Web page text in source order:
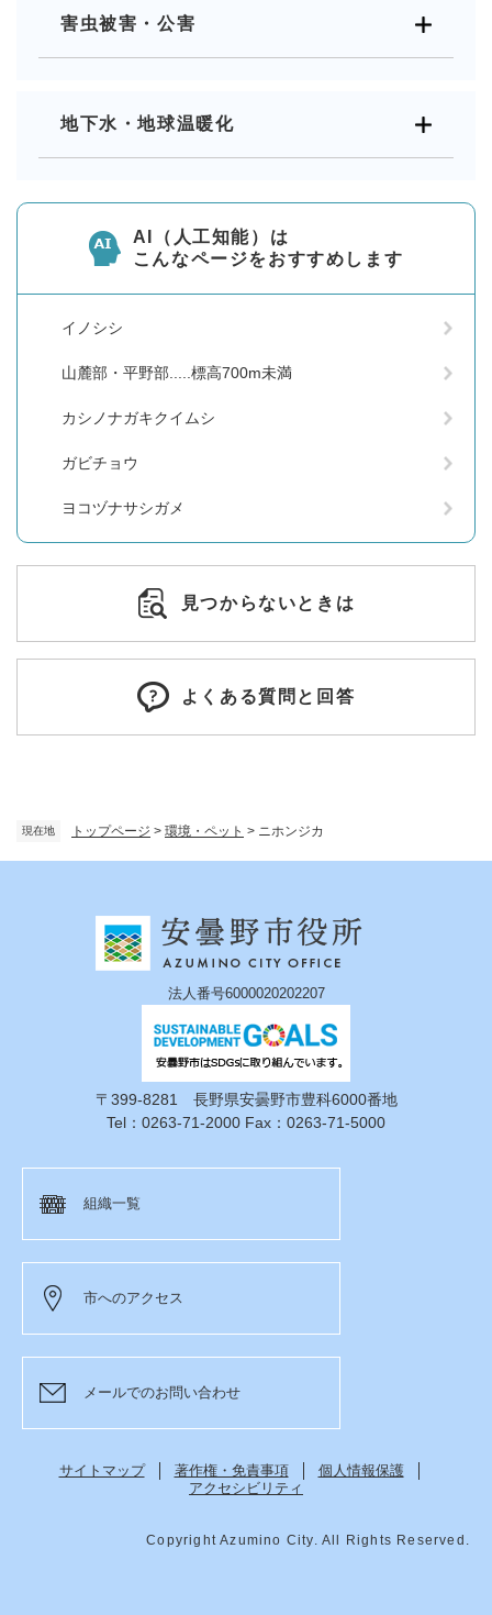
現在地 トップページ > 環境・ペット > ニホンジカ
害虫被害・公害
地下水・地球温暖化
AI（人工知能）は
こんなページをおすすめします
イノシシ
山麓部・平野部.....標高700m未満
カシノナガキクイムシ
ガビチョウ
ヨコヅナサシガメ
見つからないときは
よくある質問と回答
法人番号6000020202207
〒399-8281 長野県安曇野市豊科6000番地
Tel：0263-71-2000 Fax：0263-71-5000
組織一覧
市へのアクセス
メールでのお問い合わせ
サイトマップ 著作権・免責事項
個人情報保護
アクセシビリティ
Copyright Azumino City. All Rights Reserved.